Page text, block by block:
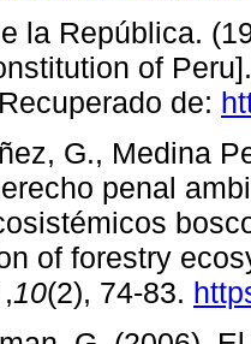
la República.
of
de:
G., Medina
penal
of forestry
10(2), 74-83.